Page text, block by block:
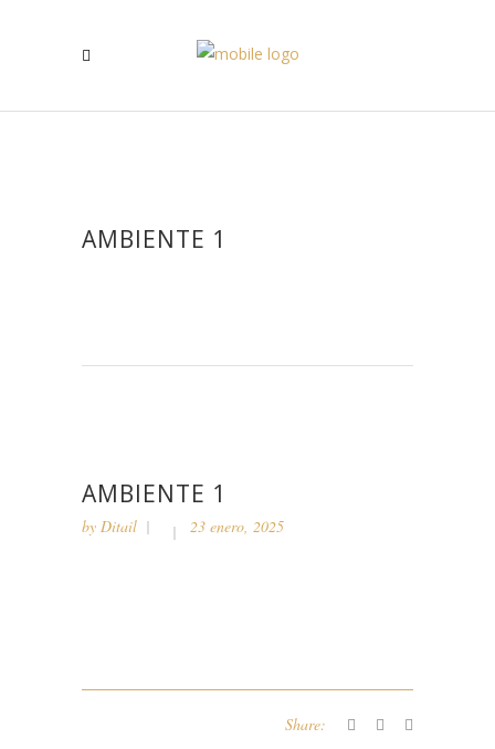
AMBIENTE 1
AMBIENTE 1
by Ditail 23 enero, 2025
Share: